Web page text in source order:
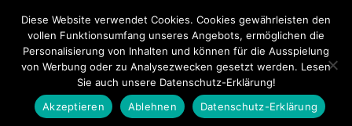
Touristiknews.de
Diese Website verwendet Cookies. Cookies gewährleisten den
vollen Funktionsumfang unseres Angebots, ermöglichen die
Personalisierung von Inhalten und können für die Ausspielung
von Werbung oder zu Analysezwecken gesetzt werden. Lesen
Sie auch unsere Datenschutz-Erklärung!
Akzeptieren
Ablehnen Datenschutz-Erklärung